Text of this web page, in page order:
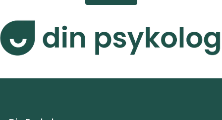
https://www.dinpsykolog.se